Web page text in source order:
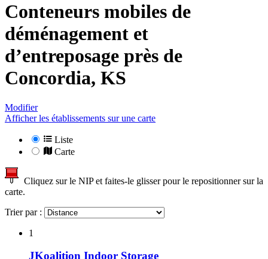
Conteneurs mobiles de
déménagement et
d’entreposage près de
Concordia, KS
Modifier
Afficher les établissements sur une carte
Liste
Carte
Cliquez sur le NIP et faites-le glisser pour le repositionner sur la
carte.
Trier par :
1
JKoalition Indoor Storage